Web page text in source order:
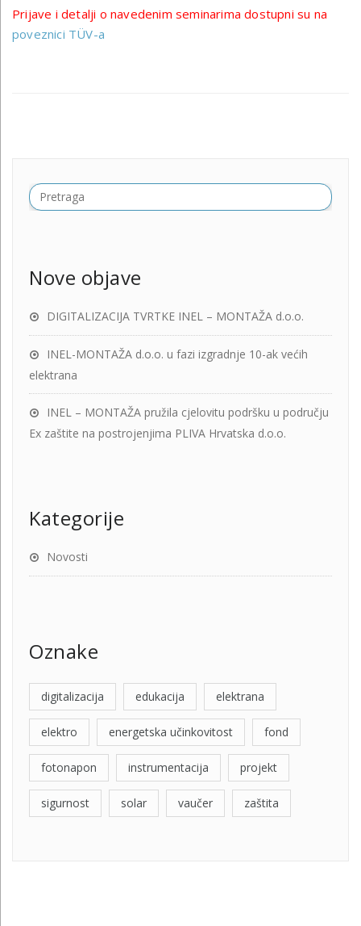
Prijave i detalji o navedenim seminarima dostupni su na
poveznici TÜV-a
Nove objave
DIGITALIZACIJA TVRTKE INEL – MONTAŽA d.o.o.
INEL-MONTAŽA d.o.o. u fazi izgradnje 10-ak većih
elektrana
INEL – MONTAŽA pružila cjelovitu podršku u području
Ex zaštite na postrojenjima PLIVA Hrvatska d.o.o.
Kategorije
Novosti
Oznake
digitalizacija edukacija elektrana
elektro energetska učinkovitost fond
fotonapon instrumentacija projekt
sigurnost solar vaučer zaštita